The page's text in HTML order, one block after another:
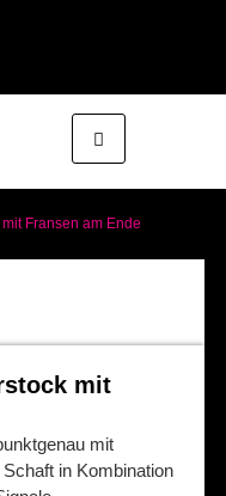
Fransen am Ende
mit
mit
in Kombination